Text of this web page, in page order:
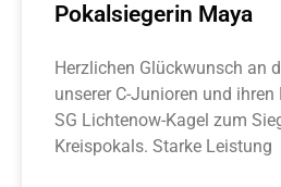
Pokalsiegerin Maya
Herzlichen Glückwunsch an
unserer C-Junioren und
SG Lichtenow-Kagel zum
Kreispokals. Starke Leistung